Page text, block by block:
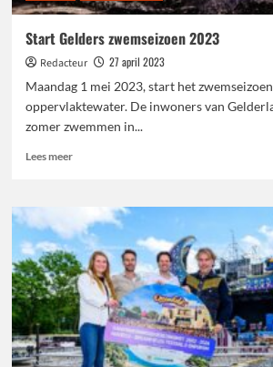
Start Gelders zwemseizoen 2023
Redacteur
27 april 2023
Maandag 1 mei 2023, start het
oppervlaktewater. De inwoners van
zomer zwemmen in...
Lees meerLees
Gelders
zwemseizoen
2023